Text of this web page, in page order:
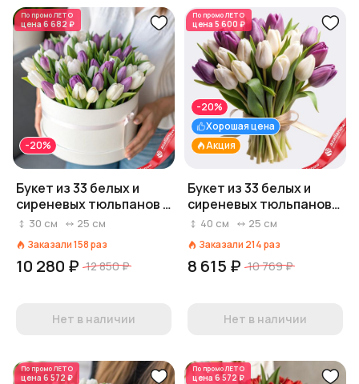
По промоЛЕТО
цена6 682 ₽
-20%
Букет из 33 белых и
сиреневых тюльпанов в
белой коробке, Россия
30 см 25 см
Заказали158раз
10 280 ₽ 12 850 ₽
Нет в наличии
По промоЛЕТО
цена 5 600 ₽
Акция
Хорошая цена
-20%
Букет из 33 белых и
сиреневых тюльпанов,
Россия
40 см 25 см
Заказали 214раз
8 615 ₽ 10 769 ₽
Нет в наличии
По промоЛЕТО
цена 6 572 ₽
По промоЛЕТО
цена 6 572 ₽